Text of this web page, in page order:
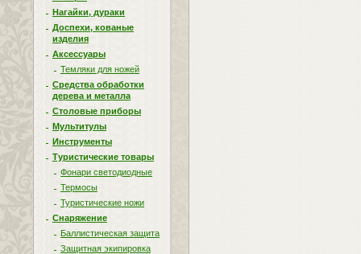
Нагайки, дураки
Доспехи, кованые
изделия
Аксессуары
Темляки для ножей
Средства обработки
дерева и металла
Столовые приборы
Мультитулы
Инструменты
Туристические товары
Фонари светодиодные
Термосы
Туристические ножи
Снаряжение
Баллистическая защита
Защитная экипировка